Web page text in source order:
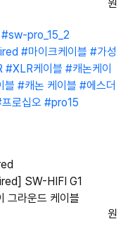
원
#sw-pro_15_2
#마이크케이블 #가성
#XLR케이블 #캐논케이
블 #캐논 케이블 #에스더
로십오 #pro15
SW-HIFI G1
그라운드 케이블
원